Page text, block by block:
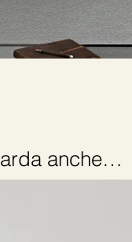
anche…